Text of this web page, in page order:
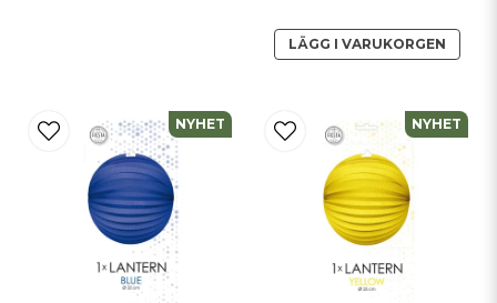
LÄGG I VARUKORGEN
NYHET NYHET